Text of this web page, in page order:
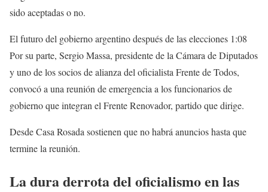
sido aceptadas o no.
El futuro del gobierno argentino después de las elecciones 1:08
Por su parte, Sergio Massa, presidente de la Cámara de Diputados
y uno de los socios de alianza del oficialista Frente de Todos,
convocó a una reunión de emergencia a los funcionarios de
gobierno que integran el Frente Renovador, partido que dirige.
Desde Casa Rosada sostienen que no habrá anuncios hasta que
termine la reunión.
La dura derrota del oficialismo en las